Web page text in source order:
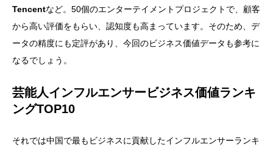
Tencentなど。50個のエンターテイメントプロジェクトで、顧客
から高い評価をもらい、認知度も高まっています。そのため、デ
ータの精度にも定評があり、今回のビジネス価値データも参考に
なるでしょう。
芸能人インフルエンサービジネス価値ランキ
ングTOP10
それでは中国で最もビジネスに貢献したインフルエンサーランキ